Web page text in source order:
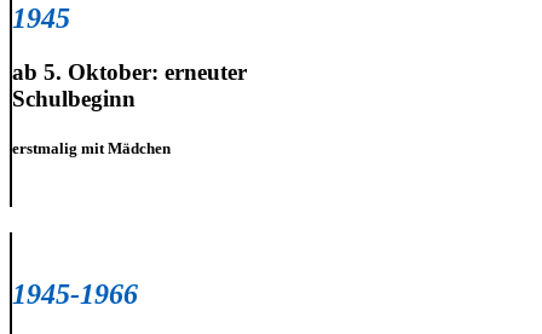
1945
ab 5. Oktober: erneuter
Schulbeginn
erstmalig mit Mädchen
1945-1966